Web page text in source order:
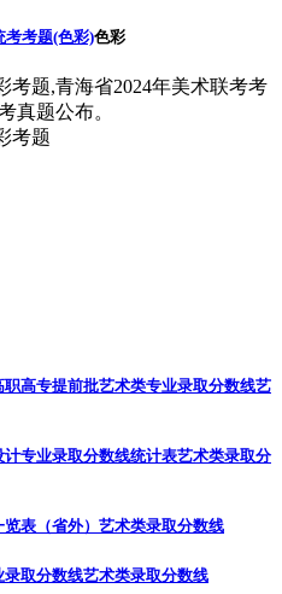
考考题(色彩)色彩
考题,青海省2024年美术联考考
真题公布。
高专提前批艺术类专业录取分数线艺
专业录取分数线统计表艺术类录取分
表（省外） 艺术类录取分数线
录取分数线艺术类录取分数线